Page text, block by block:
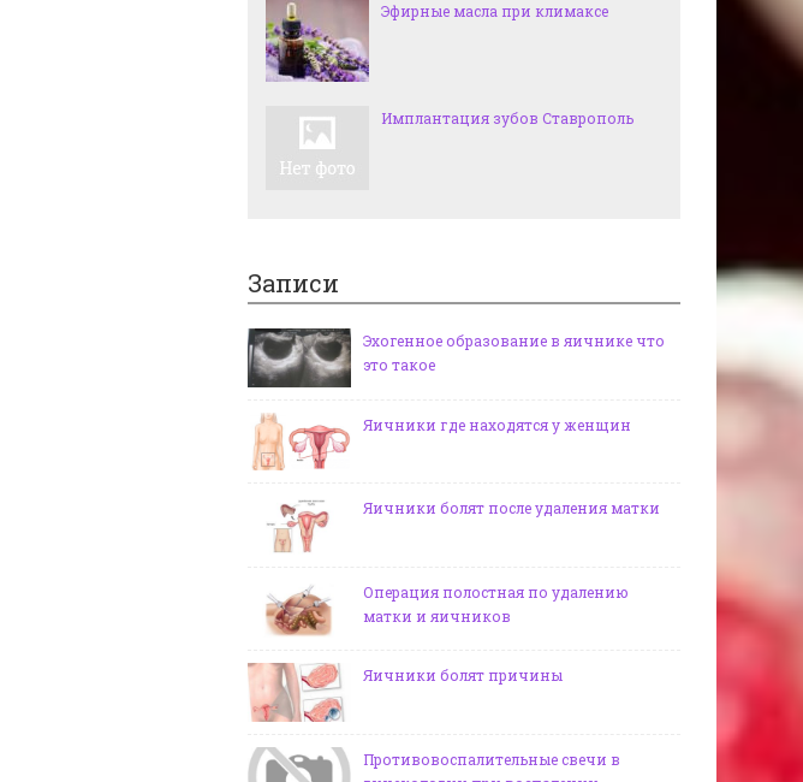
Эфирные масла при климаксе
Имплантация зубов Cтаврополь
Записи
Эхогенное образование в яичнике что
это такое
Яичники где находятся у женщин
Яичники болят после удаления матки
Операция полостная по удалению
матки и яичников
Яичники болят причины
Противовоспалительные свечи в